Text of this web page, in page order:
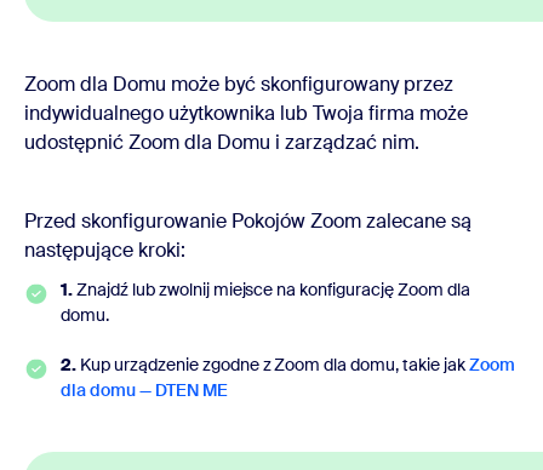
Zoom dla Domu może być skonfigurowany przez
indywidualnego użytkownika lub Twoja firma może
udostępnić Zoom dla Domu i zarządzać nim.
Przed skonfigurowanie Pokojów Zoom zalecane są
następujące kroki:
1.Znajdź lub zwolnij miejsce na konfigurację Zoom dla
domu.
2.Kup urządzenie zgodne z Zoom dla domu, takie jakZoom
dla domu — DTEN ME